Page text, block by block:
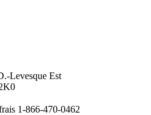
Levesque Est
1-866-470-0462